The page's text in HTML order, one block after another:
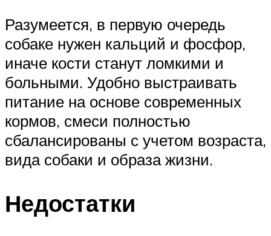
Разумеется, в первую очередь
собаке нужен кальций и фосфор,
иначе кости станут ломкими и
больными. Удобно выстраивать
питание на основе современных
кормов, смеси полностью
сбалансированы с учетом возраста,
вида собаки и образа жизни.
Недостатки